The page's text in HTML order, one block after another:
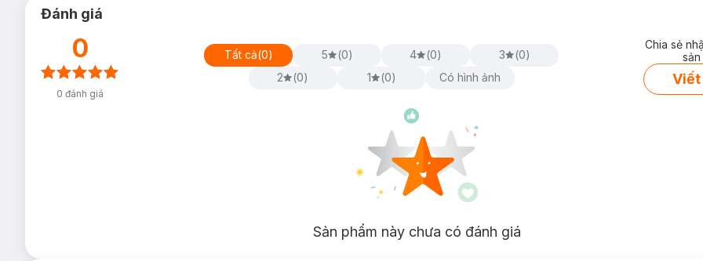
Đánh giá
0
0 đánh giá
Tất cả(0) 5 (0) 4 (0) 3 (0)
2
(0) 1 (0) Có hình ảnh
Chia sẻ
Viết
Sản phẩm này chưa có đánh giá